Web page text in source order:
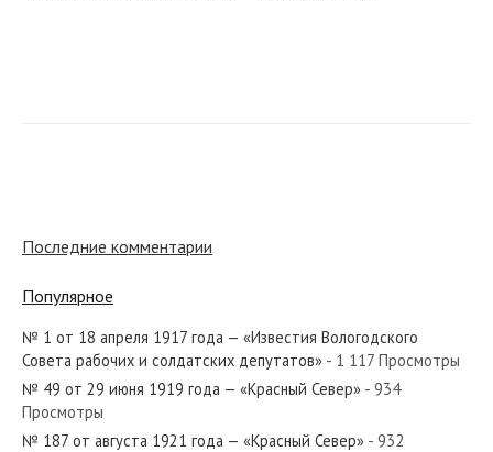
№ 221 от сентября 1967 года — «Красный Север»
Последние комментарии
Популярное
№ 1 от 18 апреля 1917 года — «Известия Вологодского
Совета рабочих и солдатских депутатов» - 1 117 Просмотры
№ 49 от 29 июня 1919 года — «Красный Север» - 934
Просмотры
№ 187 от августа 1921 года — «Красный Север» - 932